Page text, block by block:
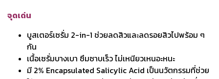
จุดเด่น
บูสเตอร์เซรั่ม 2-in-1 ช่วยลดสิวและลดรอยสิวไปพร้อม ๆ
กัน
เนื้อเซรั่มบางเบา ซึมซาบเร็ว ไม่เหนียวเหนอะหนะ
มี 2% Encapsulated Salicylic Acid เป็นนวัตกรรมที่ช่วย